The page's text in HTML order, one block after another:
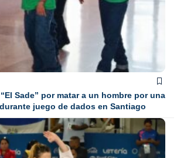
Sade” por matar a un hombre por una
juego de dados en Santiago